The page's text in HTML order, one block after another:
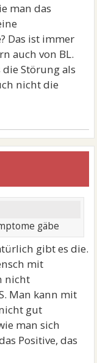
man das
Das ist immer
auch von BL.
Störung als
nicht die
gäbe
gibt es die.
mit
nicht
Man kann mit
gut
man sich
Positive, das